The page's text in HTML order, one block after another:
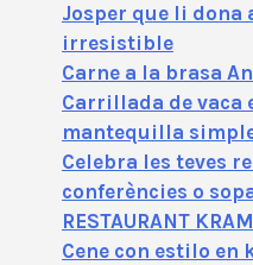
Josper que li
irresistible
Carne a la brasa
Carrillada de vaca
mantequilla
Celebra les teves
conferències o
RESTAURANT KRAM
Cene con estilo